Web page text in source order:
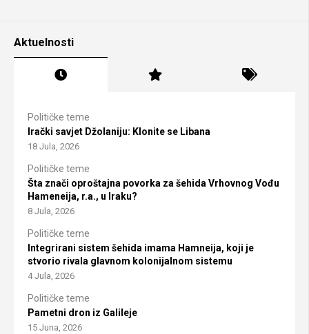
Aktuelnosti
Političke teme
Irački savjet Džolaniju: Klonite se Libana
18 Jula, 2026
Političke teme
Šta znači oproštajna povorka za šehida Vrhovnog Vođu
Hameneija, r.a., u Iraku?
8 Jula, 2026
Političke teme
Integrirani sistem šehida imama Hamneija, koji je
stvorio rivala glavnom kolonijalnom sistemu
4 Jula, 2026
Političke teme
Pametni dron iz Galileje
15 Juna, 2026